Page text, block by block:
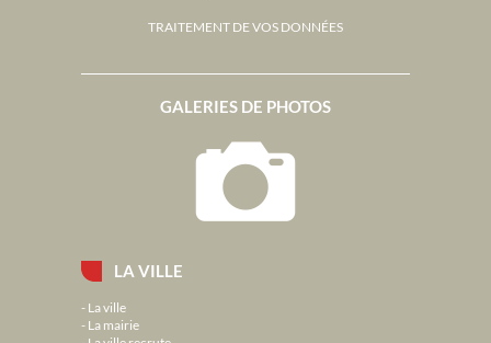
LA VILLE
La ville
La mairie
GALERIES DE PHOTOS
TRAITEMENT DE VOS DONNÉES